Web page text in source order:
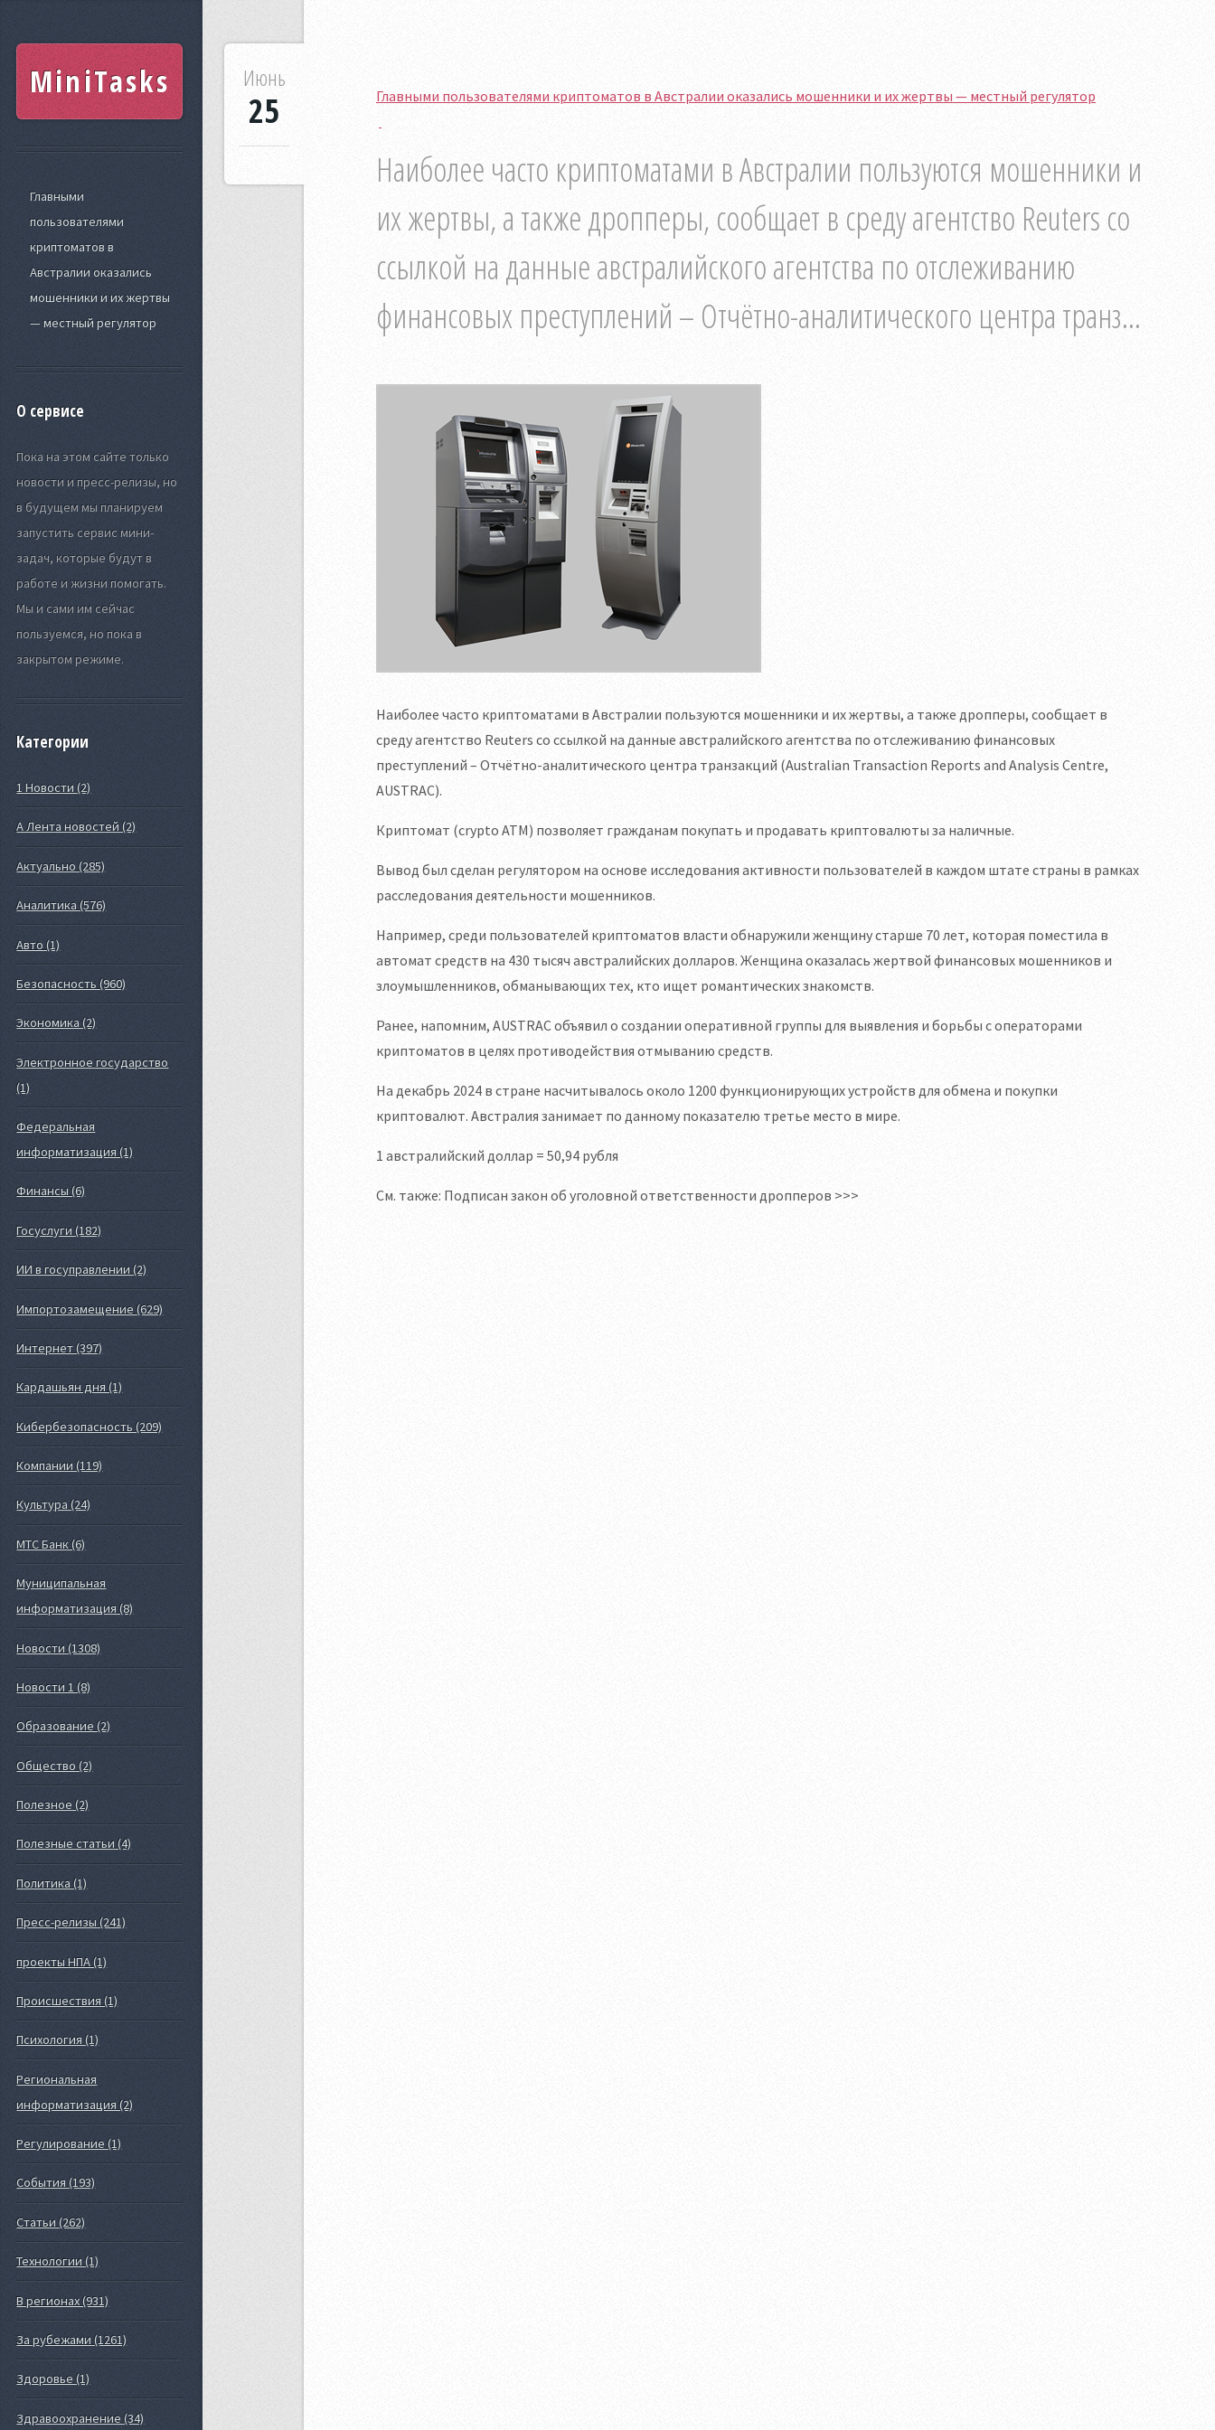
MiniTasks
Главными
пользователями
криптоматов в
Австралии оказались
мошенники и их жертвы
— местный регулятор
О сервисе
Пока на этом сайте только
новости и пресс-релизы, но
в будущем мы планируем
запустить сервис мини-
задач, которые будут в
работе и жизни помогать.
Мы и сами им сейчас
пользуемся, но пока в
закрытом режиме.
Категории
1 Новости (2)
А Лента новостей (2)
Актуально (285)
Аналитика (576)
Авто (1)
Безопасность (960)
Экономика (2)
Электронное государство
(1)
Федеральная
информатизация (1)
Финансы (6)
Госуслуги (182)
ИИ в госуправлении (2)
Импортозамещение (629)
Интернет (397)
Кардашьян дня (1)
Кибербезопасность (209)
Компании (119)
Культура (24)
МТС Банк (6)
Муниципальная
информатизация (8)
Новости (1308)
Новости 1 (8)
Образование (2)
Общество (2)
Полезное (2)
Полезные статьи (4)
Политика (1)
Пресс-релизы (241)
проекты НПА (1)
Происшествия (1)
Психология (1)
Региональная
информатизация (2)
Регулирование (1)
События (193)
Статьи (262)
Технологии (1)
В регионах (931)
За рубежами (1261)
Здоровье (1)
Здравоохранение (34)
Главными пользователями криптоматов в Австралии оказались мошенники и их жертвы — местный регулятор
Наиболее часто криптоматами в Австралии пользуются мошенники и
их жертвы, а также дропперы, сообщает в среду агентство Reuters со
ссылкой на данные австралийского агентства по отслеживанию
финансовых преступлений – Отчётно-аналитического центра транз...
Июнь
25
Наиболее часто криптоматами в Австралии пользуются мошенники и их жертвы, а также дропперы, сообщает в
среду агентство Reuters со ссылкой на данные австралийского агентства по отслеживанию финансовых
преступлений – Отчётно-аналитического центра транзакций (Australian Transaction Reports and Analysis Centre,
AUSTRAC).
Криптомат (crypto ATM) позволяет гражданам покупать и продавать криптовалюты за наличные.
Вывод был сделан регулятором на основе исследования активности пользователей в каждом штате страны в рамках
расследования деятельности мошенников.
Например, среди пользователей криптоматов власти обнаружили женщину старше 70 лет, которая поместила в
автомат средств на 430 тысяч австралийских долларов. Женщина оказалась жертвой финансовых мошенников и
злоумышленников, обманывающих тех, кто ищет романтических знакомств.
Ранее, напомним, AUSTRAC объявил о создании оперативной группы для выявления и борьбы с операторами
криптоматов в целях противодействия отмыванию средств.
На декабрь 2024 в стране насчитывалось около 1200 функционирующих устройств для обмена и покупки
криптовалют. Австралия занимает по данному показателю третье место в мире.
1 австралийский доллар = 50,94 рубля
См. также: Подписан закон об уголовной ответственности дропперов >>>